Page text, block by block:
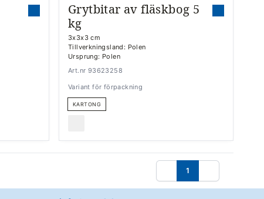
Grytbitar av fläskbog 5
kg
3x3x3 cm
Tillverkningsland: Polen
Ursprung: Polen
Art.nr 93623258
Variant för förpackning
KARTONG
Föregående
1
Nästa